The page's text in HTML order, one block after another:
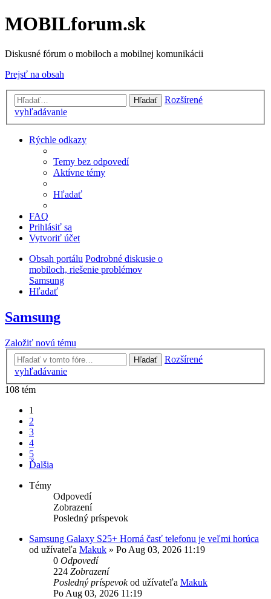
MOBILforum.sk
Diskusné fórum o mobiloch a mobilnej komunikácii
Prejsť na obsah
Hľadať
Rozšírené
vyhľadávanie
Rýchle odkazy
Temy bez odpovedí
Aktívne témy
Hľadať
FAQ
Prihlásiť sa
Vytvoriť účet
Obsah portálu Podrobné diskusie o
mobiloch, riešenie problémov
Samsung
Hľadať
Samsung
Založiť novú tému
Hľadať
Rozšírené
vyhľadávanie
108 tém
1
2
3
4
5
Ďalšia
Témy
Odpovedí
Zobrazení
Posledný príspevok
Samsung Galaxy S25+ Horná časť telefonu je veľmi horúca
od užívateľa Makuk » Po Aug 03, 2026 11:19
0 Odpovedí
224 Zobrazení
Posledný príspevokod užívateľa Makuk
Po Aug 03, 2026 11:19